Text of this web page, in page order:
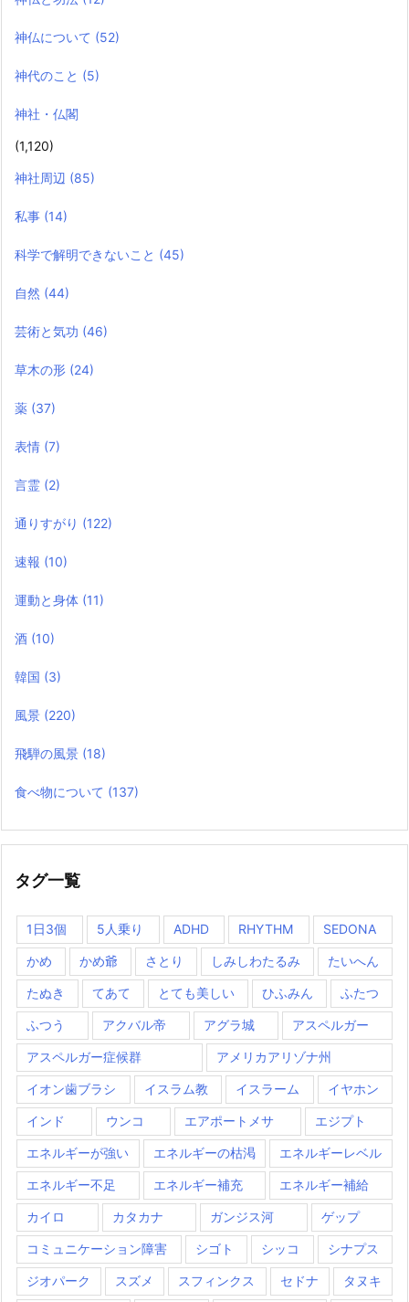
神仏について (52)
神代のこと (5)
神社・仏閣
(1,120)
神社周辺 (85)
私事 (14)
科学で解明できないこと (45)
自然 (44)
芸術と気功 (46)
草木の形 (24)
薬 (37)
表情 (7)
言霊 (2)
通りすがり (122)
速報 (10)
運動と身体 (11)
酒 (10)
韓国 (3)
風景 (220)
飛騨の風景 (18)
食べ物について (137)
タグ一覧
1日3個 5人乗り ADHD RHYTHM SEDONA
かめ かめ爺 さとり しみしわたるみ たいへん
たぬき てあて とても美しい ひふみん ふたつ
ふつう アクバル帝 アグラ城 アスペルガー
アスペルガー症候群 アメリカアリゾナ州
イオン歯ブラシ イスラム教 イスラーム イヤホン
インド ウンコ エアポートメサ エジプト
エネルギーが強い エネルギーの枯渇 エネルギーレベル
エネルギー不足 エネルギー補充 エネルギー補給
カイロ カタカナ ガンジス河 ゲップ
コミュニケーション障害 シゴト シッコ シナプス
ジオパーク スズメ スフィンクス セドナ タヌキ